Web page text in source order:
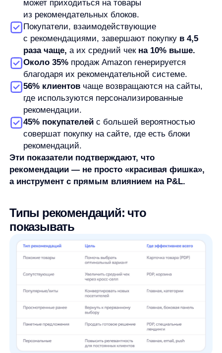
Похожие товарыоснованы на сходстве
характеристик и помогают клиенту найти
альтернативу, если текущий товар не совсем
подходит. Например, похожие модели
смартфонов или платья схожего стиля.
Сопутствующие товары —это классический
кросс-селл, основанный на анализе совместных
покупок. К принтеру предлагаются картриджи,
к платью — подходящие аксессуары.
Популярные товарыработают по принципу
социального доказательства и особенно
эффективны для новых посетителей, о которых
и возврат к заинтересовавшим товарам,
экономя время клиента.
Пакетные предложения —
со скидкой или специальной ценой,
Персональные рекомендациииспользуют
историю клиента и данные похожих
пользователей для создания наиболее
релевантных предложений.
Эти показатели подтверждают, что
рекомендации — не просто «красивая фишка»,